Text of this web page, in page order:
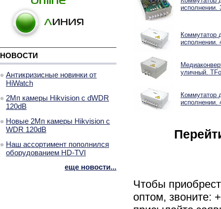
исполнении.
Коммутатор
исполнении.
уличный.
Коммутатор
исполнении.
Чтобы
оптом, звоните:
НОВОСТИ
Антикризисные новинки от
HiWatch
2Мп камеры Hikvision с dWDR
120dB
Новые 2Мп камеры Hikvision с
WDR 120dB
Наш ассортимент пополнился
оборудованием HD-TVI
еще новости...